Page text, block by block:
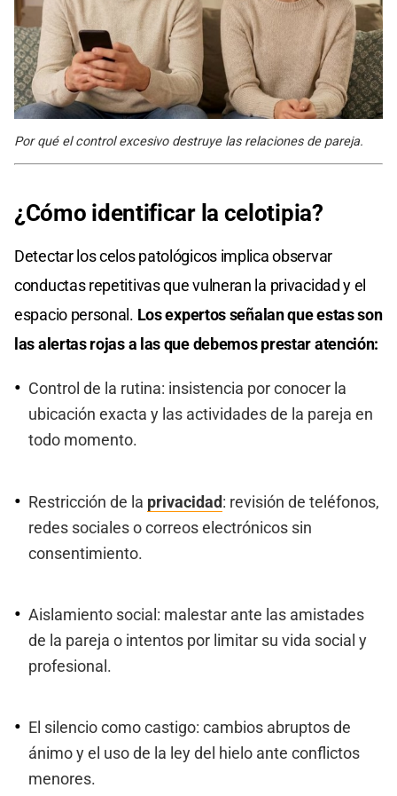
Por qué el control excesivo destruye las relaciones de pareja.
¿Cómo identificar la celotipia?
Detectar los celos patológicos implica observar
conductas repetitivas que vulneran la privacidad y el
espacio personal. Los expertos señalan que estas son
las alertas rojas a las que debemos prestar atención:
Control de la rutina: insistencia por conocer la
ubicación exacta y las actividades de la pareja en
todo momento.
Restricción de la privacidad : revisión de teléfonos,
redes sociales o correos electrónicos sin
consentimiento.
Aislamiento social: malestar ante las amistades
de la pareja o intentos por limitar su vida social y
profesional.
El silencio como castigo: cambios abruptos de
ánimo y el uso de la ley del hielo ante conflictos
menores.